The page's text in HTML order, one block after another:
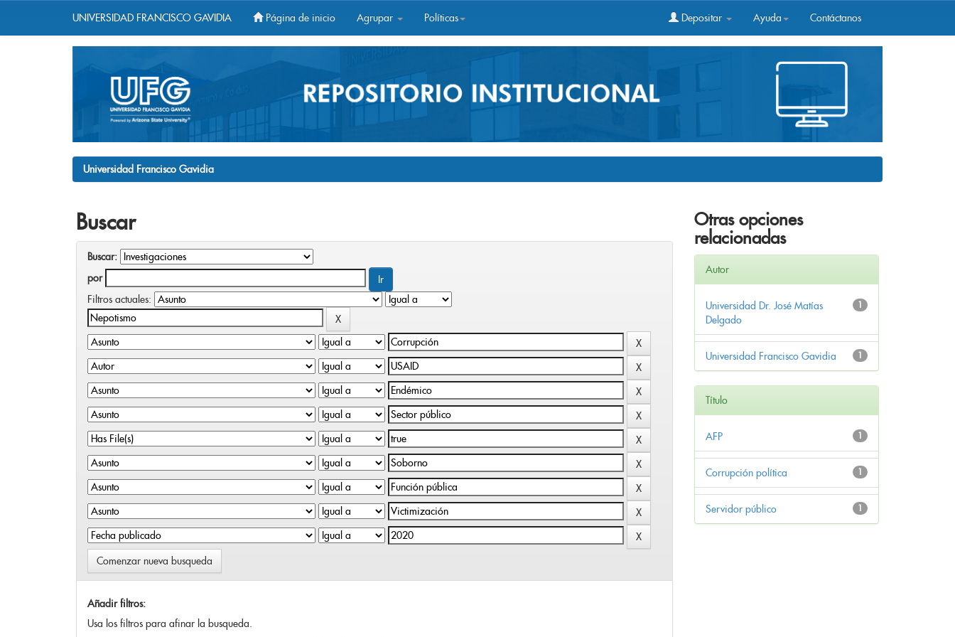
UNIVERSIDAD FRANCISCO GAVIDIA Página de inicio Agrupar Políticas Depositar Ayuda Contáctanos
Universidad Francisco Gavidia
Buscar
Buscar:
por
Filtros actuales:
Comenzar nueva busqueda
Añadir filtros:
Usa los filtros para afinar la busqueda.
Otras opciones
relacionadas
Autor
1
Universidad Dr. José Matías
Delgado
1
Universidad Francisco Gavidia
Título
1
AFP
1
Corrupción política
1
Servidor público